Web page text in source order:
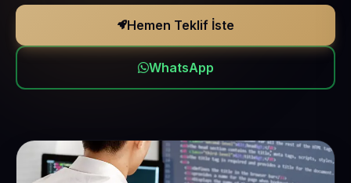
Hemen Teklif İste
WhatsApp